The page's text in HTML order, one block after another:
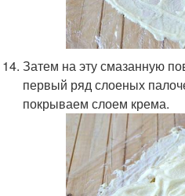
Затем на эту смазанную
первый ряд слоеных
покрываем слоем крема.